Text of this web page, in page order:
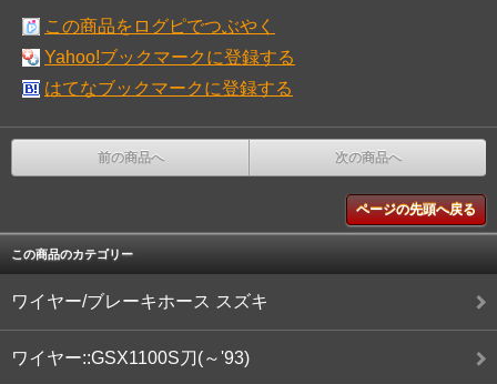
この商品をログピでつぶやく
Yahoo!ブックマークに登録する
はてなブックマークに登録する
前の商品へ 次の商品へ
ページの先頭へ戻る
この商品のカテゴリー
ワイヤー/ブレーキホース スズキ
ワイヤー::GSX1100S刀(～'93)